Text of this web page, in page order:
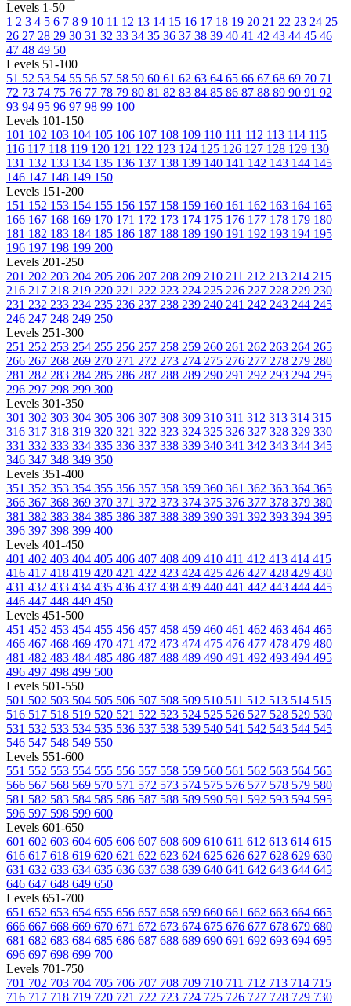
Levels 1-50
1 2 3 4 5 6 7 8 9 10 11 12 13 14 15 16 17 18 19 20 21 22 23 24 25
26 27 28 29 30 31 32 33 34 35 36 37 38 39 40 41 42 43 44 45 46
47 48 49 50
Levels 51-100
51 52 53 54 55 56 57 58 59 60 61 62 63 64 65 66 67 68 69 70 71
72 73 74 75 76 77 78 79 80 81 82 83 84 85 86 87 88 89 90 91 92
93 94 95 96 97 98 99 100
Levels 101-150
101 102 103 104 105 106 107 108 109 110 111 112 113 114 115
116 117 118 119 120 121 122 123 124 125 126 127 128 129 130
131 132 133 134 135 136 137 138 139 140 141 142 143 144 145
146 147 148 149 150
Levels 151-200
151 152 153 154 155 156 157 158 159 160 161 162 163 164 165
166 167 168 169 170 171 172 173 174 175 176 177 178 179 180
181 182 183 184 185 186 187 188 189 190 191 192 193 194 195
196 197 198 199 200
Levels 201-250
201 202 203 204 205 206 207 208 209 210 211 212 213 214 215
216 217 218 219 220 221 222 223 224 225 226 227 228 229 230
231 232 233 234 235 236 237 238 239 240 241 242 243 244 245
246 247 248 249 250
Levels 251-300
251 252 253 254 255 256 257 258 259 260 261 262 263 264 265
266 267 268 269 270 271 272 273 274 275 276 277 278 279 280
281 282 283 284 285 286 287 288 289 290 291 292 293 294 295
296 297 298 299 300
Levels 301-350
301 302 303 304 305 306 307 308 309 310 311 312 313 314 315
316 317 318 319 320 321 322 323 324 325 326 327 328 329 330
331 332 333 334 335 336 337 338 339 340 341 342 343 344 345
346 347 348 349 350
Levels 351-400
351 352 353 354 355 356 357 358 359 360 361 362 363 364 365
366 367 368 369 370 371 372 373 374 375 376 377 378 379 380
381 382 383 384 385 386 387 388 389 390 391 392 393 394 395
396 397 398 399 400
Levels 401-450
401 402 403 404 405 406 407 408 409 410 411 412 413 414 415
416 417 418 419 420 421 422 423 424 425 426 427 428 429 430
431 432 433 434 435 436 437 438 439 440 441 442 443 444 445
446 447 448 449 450
Levels 451-500
451 452 453 454 455 456 457 458 459 460 461 462 463 464 465
466 467 468 469 470 471 472 473 474 475 476 477 478 479 480
481 482 483 484 485 486 487 488 489 490 491 492 493 494 495
496 497 498 499 500
Levels 501-550
501 502 503 504 505 506 507 508 509 510 511 512 513 514 515
516 517 518 519 520 521 522 523 524 525 526 527 528 529 530
531 532 533 534 535 536 537 538 539 540 541 542 543 544 545
546 547 548 549 550
Levels 551-600
551 552 553 554 555 556 557 558 559 560 561 562 563 564 565
566 567 568 569 570 571 572 573 574 575 576 577 578 579 580
581 582 583 584 585 586 587 588 589 590 591 592 593 594 595
596 597 598 599 600
Levels 601-650
601 602 603 604 605 606 607 608 609 610 611 612 613 614 615
616 617 618 619 620 621 622 623 624 625 626 627 628 629 630
631 632 633 634 635 636 637 638 639 640 641 642 643 644 645
646 647 648 649 650
Levels 651-700
651 652 653 654 655 656 657 658 659 660 661 662 663 664 665
666 667 668 669 670 671 672 673 674 675 676 677 678 679 680
681 682 683 684 685 686 687 688 689 690 691 692 693 694 695
696 697 698 699 700
Levels 701-750
701 702 703 704 705 706 707 708 709 710 711 712 713 714 715
716 717 718 719 720 721 722 723 724 725 726 727 728 729 730